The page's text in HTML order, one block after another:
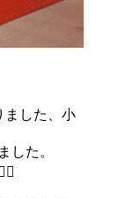
ました、小
した。